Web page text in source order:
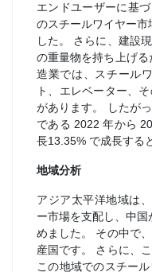
エンドユーザーに基
のスチールワイヤー市
した。 さらに、建設
の重量物を持ち上げ
造業では、スチール
ト、エレベーター、
があります。 したが
である 2022 年から
長13.35% で成長する
地域分析
アジア太平洋地域は
ー市場を支配し、中
めました。 その中で
産国です。 さらに、
この地域でのスチー